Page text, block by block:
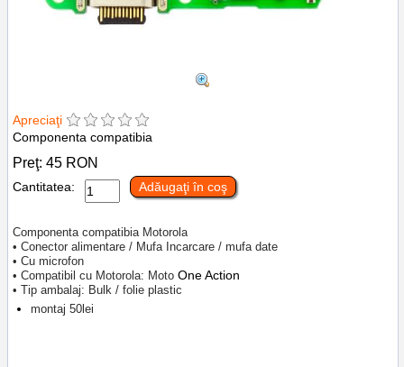
Apreciaţi
Componenta compatibia
Preţ: 45 RON
Cantitatea: Adăugaţi în coş
Componenta compatibia Motorola
• Conector alimentare / Mufa Incarcare / mufa date
• Cu microfon
• Compatibil cu Motorola: Moto One Action
• Tip ambalaj: Bulk / folie plastic
montaj 50lei